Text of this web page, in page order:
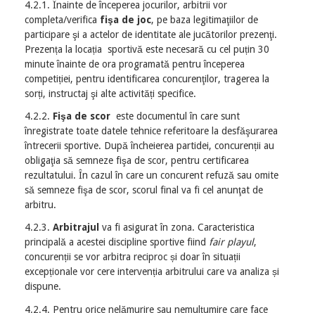
4.2.1. Înainte de începerea jocurilor, arbitrii vor
completa/verifica fişa de joc, pe baza legitimaţiilor de
participare şi a actelor de identitate ale jucătorilor prezenţi.
Prezența la locația sportivă este necesară cu cel puțin 30
minute înainte de ora programată pentru începerea
competiției, pentru identificarea concurenţilor, tragerea la
sorți, instructaj şi alte activități specifice.
4.2.2. Fişa de scor este documentul în care sunt
înregistrate toate datele tehnice referitoare la desfăşurarea
întrecerii sportive. După încheierea partidei, concurenții au
obligaţia să semneze fişa de scor, pentru certificarea
rezultatului. În cazul în care un concurent refuză sau omite
să semneze fişa de scor, scorul final va fi cel anunţat de
arbitru.
4.2.3. Arbitrajul va fi asigurat în zona. Caracteristica
principală a acestei discipline sportive fiind fair playul,
concurenții se vor arbitra reciproc și doar în situații
excepționale vor cere intervenția arbitrului care va analiza și
dispune.
4.2.4. Pentru orice nelămurire sau nemulţumire care face